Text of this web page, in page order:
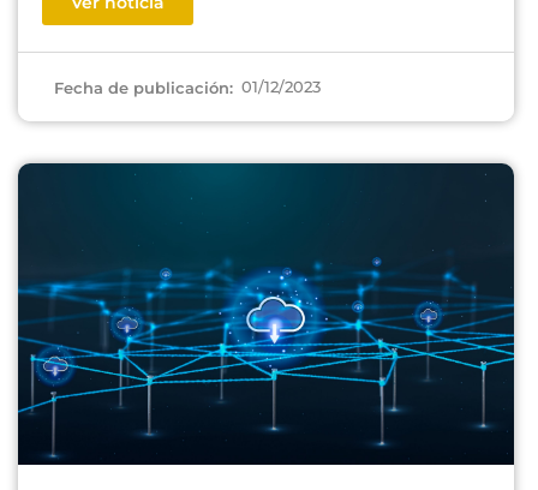
Fecha de publicación: 01/12/2023